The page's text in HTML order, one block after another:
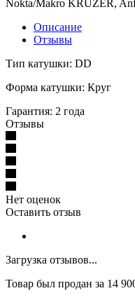
Nokta/Makro KRUZER,
Описание
Отзывы
Тип катушки: DD
Форма катушки: Круг
Гарантия: 2 года
Отзывы
Нет оценок
Оставить отзыв
Загрузка отзывов...
Товар был продан за 14